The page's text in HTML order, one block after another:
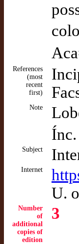
References
(most
recent
first)
Note
Subject
Internet
U.
Number
of
additional
copies of
edition
3